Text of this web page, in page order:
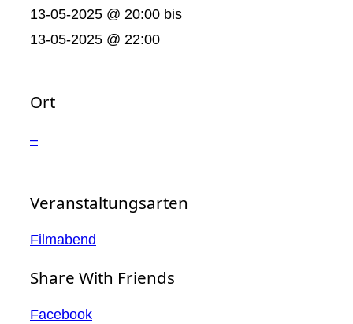
13-05-2025 @ 20:00 bis
13-05-2025 @ 22:00
Ort
–
Veranstaltungsarten
Filmabend
Share With Friends
Facebook